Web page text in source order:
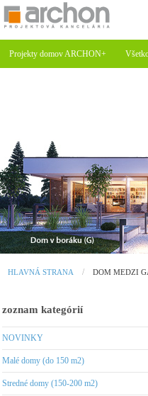
Projekty domov ARCHON+
HLAVNÁ STRANA DOM MEDZI
zoznam kategórií
NOVINKY
Malé domy (do 150 m2)
Stredné domy (150-200 m2)